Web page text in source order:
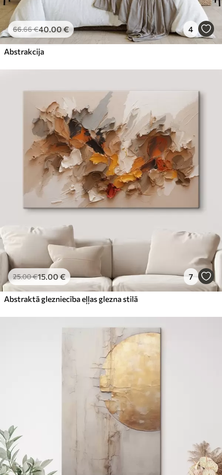
66.66€40.00€ 4
Abstrakcija
25.00€15.00€ 7
Abstraktā glezniecība eļļas glezna stilā